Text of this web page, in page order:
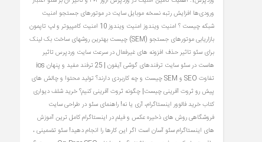
ورودی‌ها افزایش رتبه نسخه موبایل سایت در موتورهای جستجو امنیت
شبکه چیست ؟ امنیت ویندوز امنیت ویندوز 10
امنیت کامپیوتر و لپ تاپمون
بازاریابی موتورهای جستجو (SEM) چیست
بهترین روشهای ساخت بک لینک
برای سئو تاثیر حذف افزونه های غیرفعال در سرعت سایت وردپرس تاثیر
هاست در سئو سایت ترفندهای گوشی آیفون | 25 ترفند مفید و پنهان ios
تفاوت SEO و SEM چیست و چه کاربردی دارند؟
تولید محتوا و چالش های
پیش روثروت آفرینی چیست| چگونه ثروت آفرینی کنیم؟خرید شلف دیواری
کتابخرید فالوور اینستاگرام، آری یا نه! راهنمای سئو در طراحی سایت
فروشگاهیروش های ذخیره عکس و فیلم در اینستاگرام کامل ترین آموزش
های اینستاگرامسئو آسان است اگر این کارها را انجام دهید! سئو تضمینی ،